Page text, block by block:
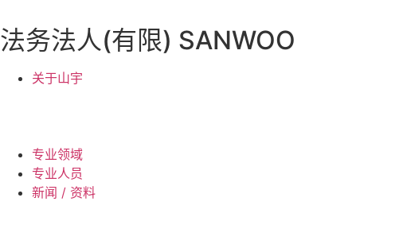
到
内
法务法人(有限) SANWOO
关于山宇
专业领域
专业人员
新闻 / 资料